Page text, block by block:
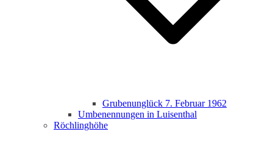
Grubenunglück 7. Februar 1962
Umbenennungen in Luisenthal
Röchlinghöhe